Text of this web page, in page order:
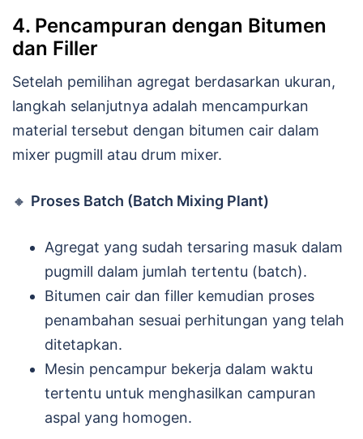
4. Pencampuran dengan Bitumen
dan Filler
Setelah pemilihan agregat berdasarkan ukuran,
langkah selanjutnya adalah mencampurkan
material tersebut dengan bitumen cair dalam
mixer pugmill atau drum mixer.
🔸 Proses Batch (Batch Mixing Plant)
Agregat yang sudah tersaring masuk dalam
pugmill dalam jumlah tertentu (batch).
Bitumen cair dan filler kemudian proses
penambahan sesuai perhitungan yang telah
ditetapkan.
Mesin pencampur bekerja dalam waktu
tertentu untuk menghasilkan campuran
aspal yang homogen.